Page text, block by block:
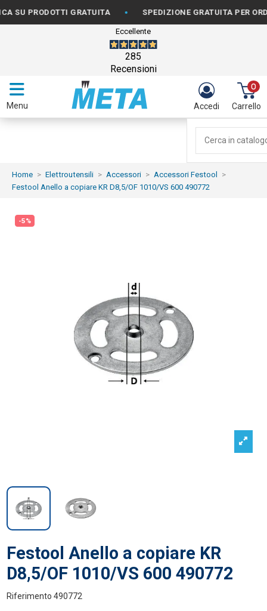
PRODOTTI GRATUITA • SPEDIZIONE GRATUITA PER ORDINI
Eccellente
285
Recensioni
Menu Accedi
0
Carrello
Home Elettroutensili Accessori
Accessori Festool
Festool Anello a copiare KR D8,5/OF 1010/VS 600 490772
-5%
Festool Anello a copiare KR
D8,5/OF 1010/VS 600 490772
Riferimento 490772